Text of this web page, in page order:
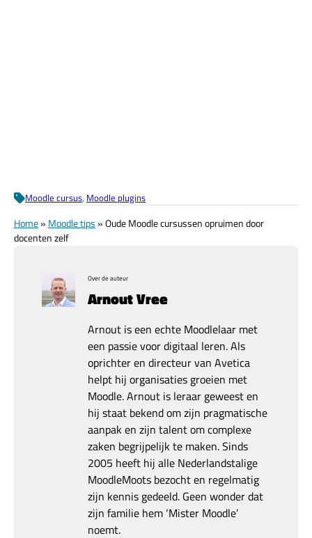
Moodle cursus, Moodle plugins
Home» Moodle tips »Oude Moodle cursussen opruimen door
docenten zelf
Over de auteur
Arnout Vree
Arnout is een echte Moodlelaar met
een passie voor digitaal leren. Als
oprichter en directeur van Avetica
helpt hij organisaties groeien met
Moodle. Arnout is leraar geweest en
hij staat bekend om zijn pragmatische
aanpak en zijn talent om complexe
zaken begrijpelijk te maken. Sinds
2005 heeft hij alle Nederlandstalige
MoodleMoots bezocht en regelmatig
zijn kennis gedeeld. Geen wonder dat
zijn familie hem ‘Mister Moodle’
noemt.